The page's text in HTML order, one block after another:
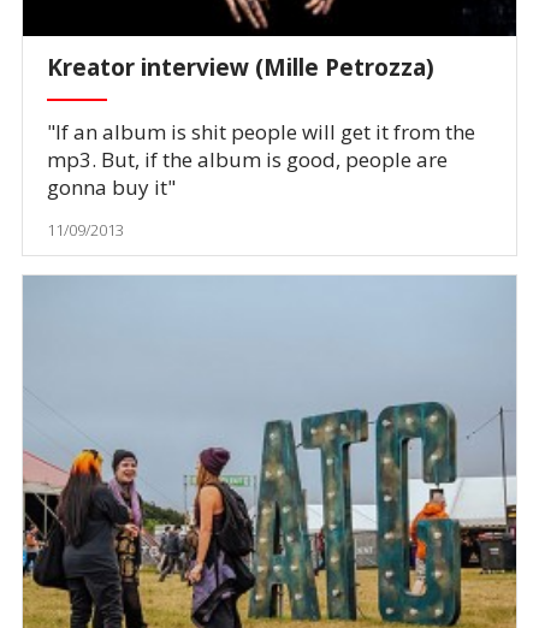
Kreator interview (Mille Petrozza)
"If an album is shit people will get it from the
mp3. But, if the album is good, people are
gonna buy it"
11/09/2013